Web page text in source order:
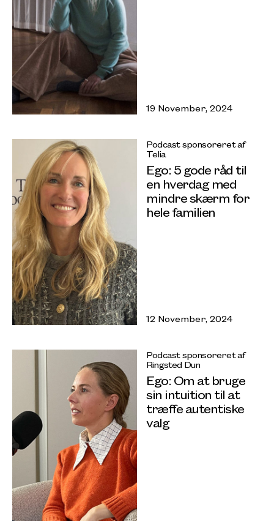
19 November, 2024
Podcast sponsoreret af
Telia
Ego: 5 gode råd til
en hverdag med
mindre skærm for
hele familien
12 November, 2024
Podcast sponsoreret af
Ringsted Dun
Ego: Om at bruge
sin intuition til at
træffe autentiske
valg